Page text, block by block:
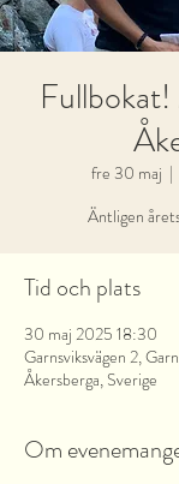
fre 30 maj
  |
Äntligen
Tid och plats
30 maj 2025 18:30
Garnsviksvägen 2,
Åkersberga, Sverige
Om